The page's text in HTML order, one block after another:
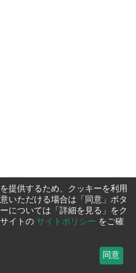
提供するため、クッキーを利用
いただける場合は「同意」ボタ
については「詳細を見る」をク
イトの サイトポリシー をご確
同意